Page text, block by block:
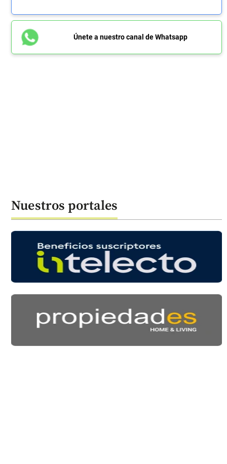
Únete a nuestro canal de Whatsapp
Nuestros portales